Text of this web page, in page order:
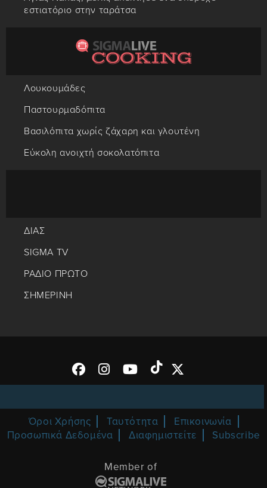
εστιατόριο στην ταράτσα
Λουκουμάδες
Παστουρμαδόπιτα
Βασιλόπιτα χωρίς ζάχαρη και γλουτένη
Εύκολη ανοιχτή σοκολατόπιτα
ΔΙΑΣ
SIGMA TV
ΡΑΔΙΟ ΠΡΩΤΟ
ΣΗΜΕΡΙΝΗ
Όροι Χρήσης Ταυτότητα
Επικοινωνία
Προσωπικά Δεδομένα
Διαφημιστείτε Subscribe
Member of